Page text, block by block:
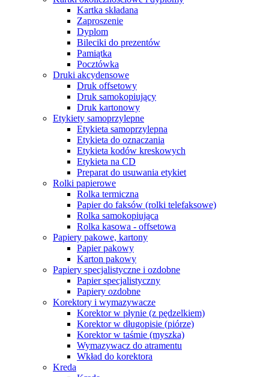
Kartka składana
Zaproszenie
Dyplom
Bileciki do prezentów
Pamiątka
Pocztówka
Druki akcydensowe
Druk offsetowy
Druk samokopiujący
Druk kartonowy
Etykiety samoprzylepne
Etykieta samoprzylepna
Etykieta do oznaczania
Etykieta kodów kreskowych
Etykieta na CD
Preparat do usuwania etykiet
Rolki papierowe
Rolka termiczna
Papier do faksów (rolki telefaksowe)
Rolka samokopiująca
Rolka kasowa - offsetowa
Papiery pakowe, kartony
Papier pakowy
Karton pakowy
Papiery specjalistyczne i ozdobne
Papier specjalistyczny
Papiery ozdobne
Korektory i wymazywacze
Korektor w płynie (z pędzelkiem)
Korektor w długopisie (piórze)
Korektor w taśmie (myszka)
Wymazywacz do atramentu
Wkład do korektora
Kreda